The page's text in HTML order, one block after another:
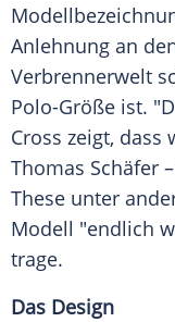
Anlehnung an
Verbrennerwelt
Polo-Größe ist.
Cross zeigt,
Thomas Schäfer
These unter
Modell "endlich
trage.
Das Design